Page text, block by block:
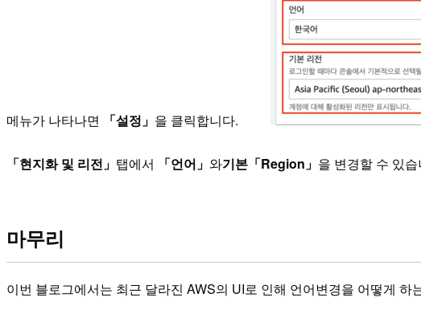
메뉴가 나타나면 「설정」 을 클릭합니다.
「현지화 및 리전」 탭에서 「언어」 와기본「Region」 을 변경할 수 있습
마무리
이번 블로그에서는 최근 달라진 AWS의 UI로 인해 언어변경을 어떻게